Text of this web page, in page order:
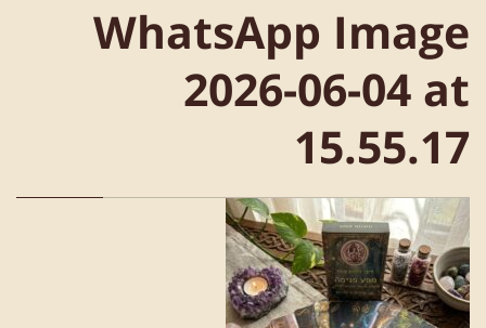
WhatsApp Image
2026-06-04 at
15.55.17